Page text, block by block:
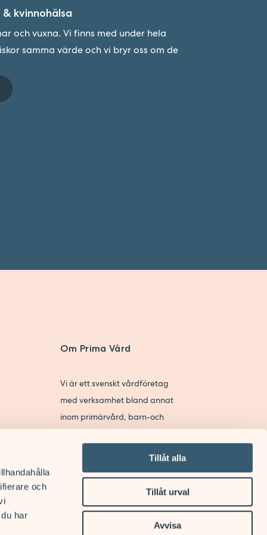
och
har
Tillåt alla
Tillåt urval
Avvisa
kvinnohälsa
och vuxna. Vi finns med under hela
samma värde och vi bryr oss om de
Om Prima Vård
Vi är ett svenskt vårdföretag
med verksamhet bland annat
inom primärvård, barn-och